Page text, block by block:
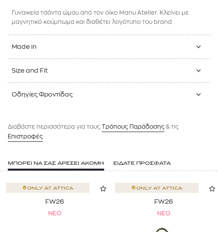
Γυναικεία τσάντα ώμου από τον οίκο Manu Atelier. Κλείνει με
μαγνητικό κούμπωμα και διαθέτει λογότυπο του brand.
Made in
Size and Fit
Οδηγίες Φροντίδας
Διαβάστε περισσότερα για τους Tρόπους Παράδοσης & τις
Επιστροφές
ΜΠΟΡΕΙ ΝΑ ΣΑΣ ΑΡΕΣΕΙ ΑΚΟΜΗ ΕΙΔΑΤΕ ΠΡΟΣΦΑΤΑ
ONLY AT ATTICA
FW26
NEO
ONLY AT ATTICA
FW26
NEO